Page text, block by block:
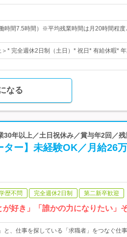
時間7.5時間）※平均残業時間は月20時間程度
* 完全週休2日制（土日）* 祝日* 有給休暇*
なる
30年以上／土日祝休み／賞与年2回／
ター】未経験OK／月給26
歴不問 完全週休2日制 第二新卒歓迎
好き」「誰かの力になりたい」
と、仕事を探している「求職者」をつなぐ仕事